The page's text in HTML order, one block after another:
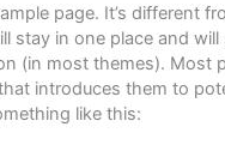
page. It’s different
stay in one place and
(in most themes). Most
introduces them to
like this: